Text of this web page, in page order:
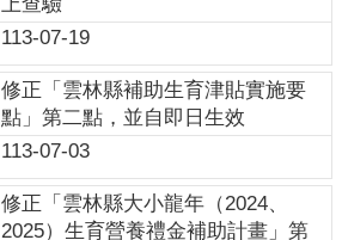
113-07-19
修正「雲林縣補助生育津貼實施要
點」第二點，並自即日生效
113-07-03
修正「雲林縣大小龍年（2024、
2025）生育營養禮金補助計畫」第